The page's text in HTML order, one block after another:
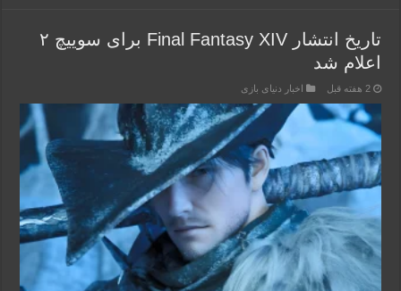
تاریخ انتشار Final Fantasy XIV برای سوییچ ۲
اعلام شد
2 هفته قبل اخبار دنیای بازی